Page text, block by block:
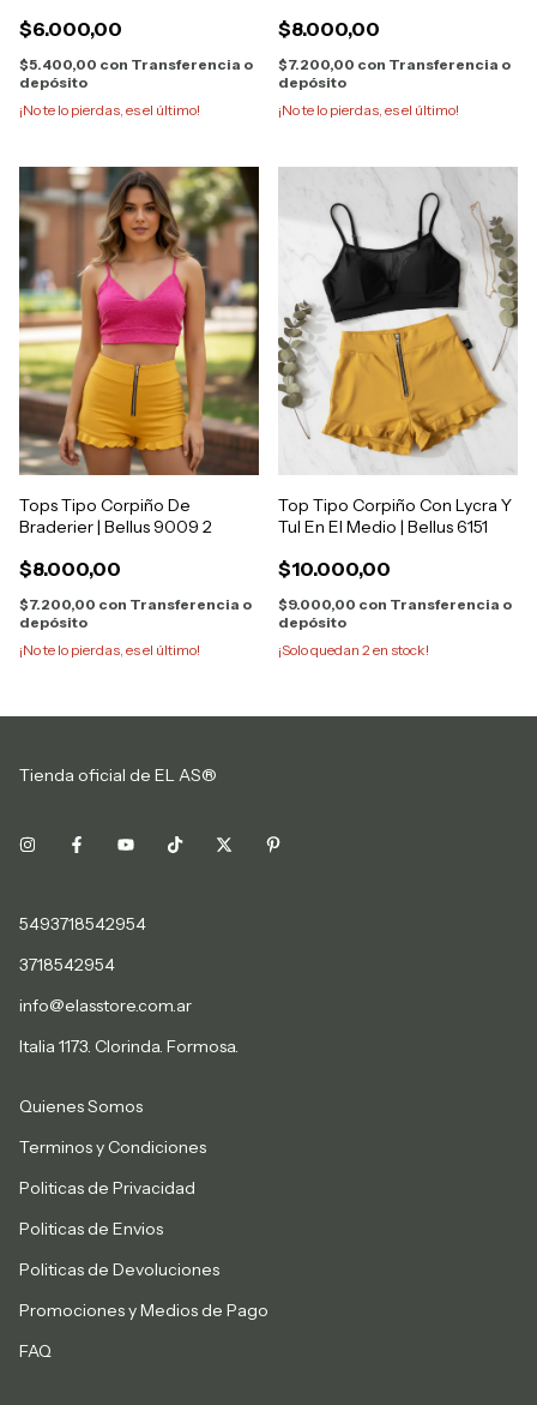
$6.000,00
$5.400,00 con Transferencia o
depósito
¡No te lo pierdas, es el último!
$8.000,00
$7.200,00 con Transferencia o
depósito
¡No te lo pierdas, es el último!
Tops Tipo Corpiño De
Braderier | Bellus 9009 2
$8.000,00
$7.200,00 con Transferencia o
depósito
¡No te lo pierdas, es el último!
Top Tipo Corpiño Con Lycra Y
Tul En El Medio | Bellus 6151
$10.000,00
$9.000,00 con Transferencia o
depósito
¡Solo quedan 2en stock!
Tienda oficial de EL AS®
5493718542954
3718542954
info@elasstore.com.ar
Italia 1173. Clorinda. Formosa.
Quienes Somos
Terminos y Condiciones
Politicas de Privacidad
Politicas de Envios
Politicas de Devoluciones
Promociones y Medios de Pago
FAQ